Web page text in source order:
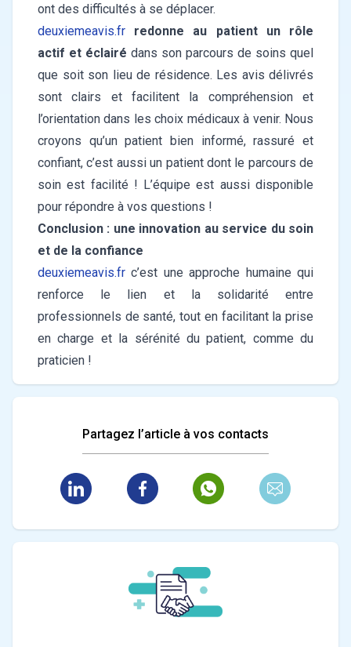
ont des difficultés à se déplacer.
deuxiemeavis.fr redonne au patient un rôle
actif et éclairé dans son parcours de soins quel
que soit son lieu de résidence. Les avis délivrés
sont clairs et facilitent la compréhension et
l’orientation dans les choix médicaux à venir. Nous
croyons qu’un patient bien informé, rassuré et
confiant, c’est aussi un patient dont le parcours de
soin est facilité ! L’équipe est aussi disponible
pour répondre à vos questions !
Conclusion : une innovation au service du soin
et de la confiance
deuxiemeavis.fr c’est une approche humaine qui
renforce le lien et la solidarité entre
professionnels de santé, tout en facilitant la prise
en charge et la sérénité du patient, comme du
praticien !
Partagez l’article à vos contacts